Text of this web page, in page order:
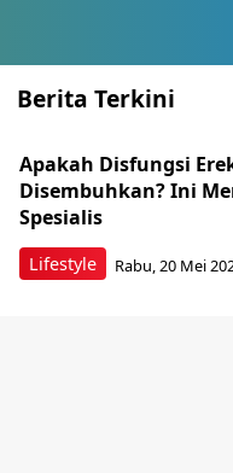
Berita Terkini
Lifestyle
Apakah Disfungsi
Disembuhkan? Ini
Spesialis
Rabu, 20 Mei